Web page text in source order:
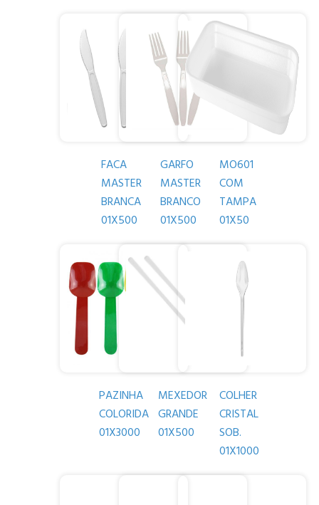
FACA
MASTER
BRANCA
01X500
GARFO
MASTER
BRANCO
01X500
MO601
COM
TAMPA
01X50
PAZINHA
COLORIDA
01X3000
MEXEDOR
GRANDE
01X500
COLHER
CRISTAL
SOB.
01X1000